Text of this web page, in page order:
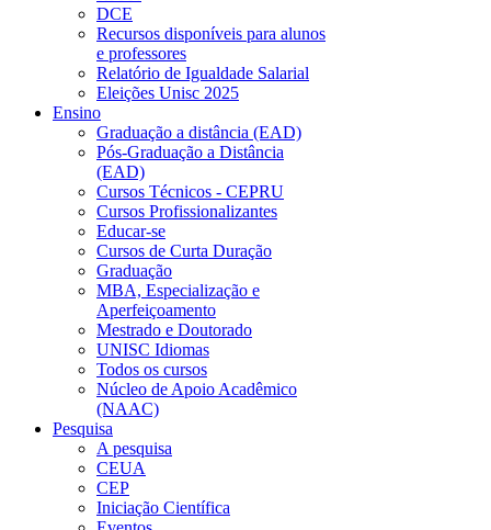
DCE
Recursos disponíveis para alunos
e professores
Relatório de Igualdade Salarial
Eleições Unisc 2025
Ensino
Graduação a distância (EAD)
Pós-Graduação a Distância
(EAD)
Cursos Técnicos - CEPRU
Cursos Profissionalizantes
Educar-se
Cursos de Curta Duração
Graduação
MBA, Especialização e
Aperfeiçoamento
Mestrado e Doutorado
UNISC Idiomas
Todos os cursos
Núcleo de Apoio Acadêmico
(NAAC)
Pesquisa
A pesquisa
CEUA
CEP
Iniciação Científica